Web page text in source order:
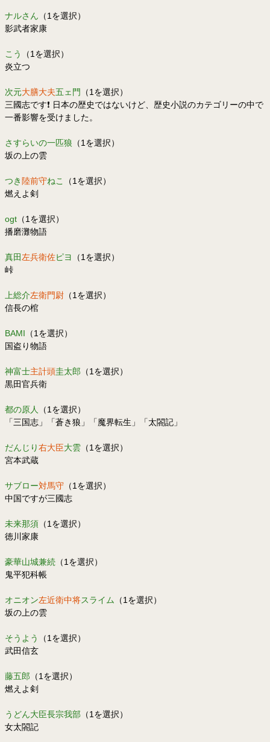
ナルさん （1を選択）
影武者家康
こう
（1を選択）
炎立つ
次元大膳大夫五ェ門
（1を選択）
三國志です❗️ 日本の歴史ではないけど、歴史小説のカテゴリーの中で
一番影響を受けました。
さすらいの一匹狼 （1を選択）
坂の上の雲
つき 陸前守ねこ
（1を選択）
燃えよ剣
ogt （1を選択）
播磨灘物語
真田 左兵衛佐ピヨ
（1を選択）
峠
上総介左衛門尉 （1を選択）
信長の棺
BAMI （1を選択）
国盗り物語
神富士主計頭圭太郎 （1を選択）
黒田官兵衛
都の原人
（1を選択）
「三国志」「蒼き狼」「魔界転生」「太閤記」
だんじり右大臣大雲 （1を選択）
宮本武蔵
サブロー対馬守 （1を選択）
中国ですが三國志
未来那須 （1を選択）
徳川家康
豪華山城兼続 （1を選択）
鬼平犯科帳
オニオン左近衛中将スライム
（1を選択）
坂の上の雲
そうよう
（1を選択）
武田信玄
藤五郎 （1を選択）
燃えよ剣
うどん大臣長宗我部 （1を選択）
女太閤記